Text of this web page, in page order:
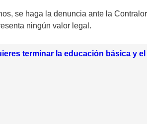
se haga la denuncia ante la
ningún valor legal.
terminar la educación básica y